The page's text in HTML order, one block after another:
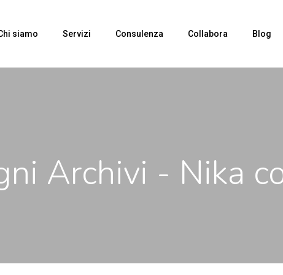
siamo Servizi Consulenza Collabora Blog
Archivi - Nika